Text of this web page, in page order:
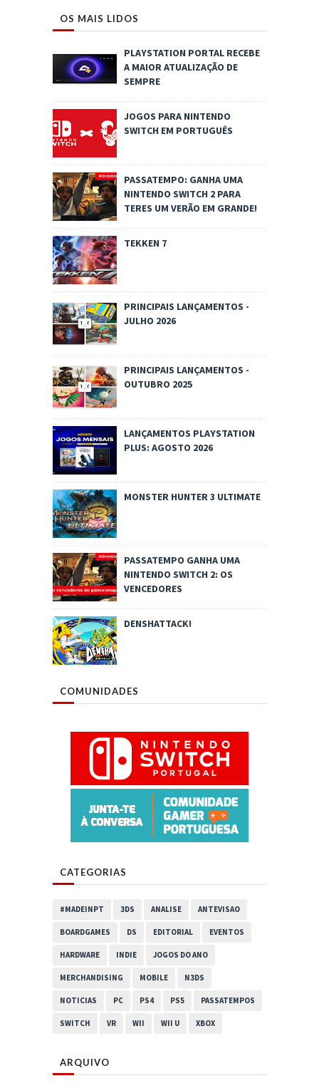
OS MAIS LIDOS
PLAYSTATION PORTAL RECEBE
A MAIOR ATUALIZAÇÃO DE
SEMPRE
JOGOS PARA NINTENDO
SWITCH EM PORTUGUÊS
PASSATEMPO: GANHA UMA
NINTENDO SWITCH 2 PARA
TERES UM VERÃO EM GRANDE!
TEKKEN 7
PRINCIPAIS LANÇAMENTOS -
JULHO 2026
PRINCIPAIS LANÇAMENTOS -
OUTUBRO 2025
LANÇAMENTOS PLAYSTATION
PLUS: AGOSTO 2026
MONSTER HUNTER 3 ULTIMATE
PASSATEMPO GANHA UMA
NINTENDO SWITCH 2: OS
VENCEDORES
DENSHATTACK!
COMUNIDADES
CATEGORIAS
#MADEINPT 3DS ANALISE ANTEVISAO
BOARDGAMES DS EDITORIAL EVENTOS
HARDWARE INDIE JOGOS DO ANO
MERCHANDISING MOBILE N3DS
NOTICIAS PC PS4 PS5 PASSATEMPOS
SWITCH VR WII WII U XBOX
ARQUIVO